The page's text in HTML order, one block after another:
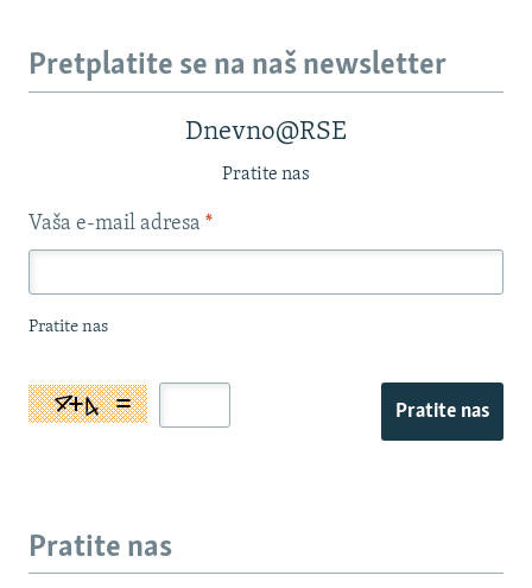
Pretplatite se na naš newsletter
Dnevno@RSE
Pratite nas
Vaša e-mail adresa *
Pratite nas
Pratite nas
Pratite nas